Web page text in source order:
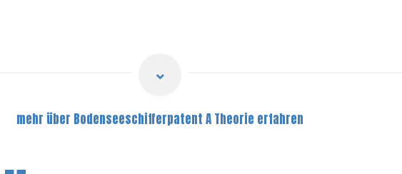
mehr über Bodenseeschifferpatent A Theorie erfahren